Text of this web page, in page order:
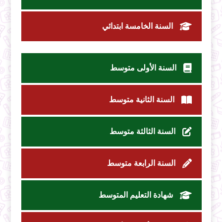
السنة الخامسة ابتدائي
السنة الأولى متوسط
السنة الثانية متوسط
السنة الثالثة متوسط
السنة الرابعة متوسط
شهادة التعليم المتوسط